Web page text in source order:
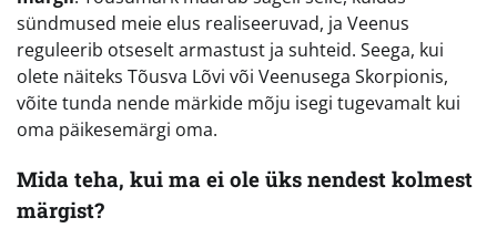
sündmused meie elus realiseeruvad, ja Veenus
reguleerib otseselt armastust ja suhteid. Seega, kui
olete näiteks Tõusva Lõvi või Veenusega Skorpionis,
võite tunda nende märkide mõju isegi tugevamalt kui
oma päikesemärgi oma.
Mida teha, kui ma ei ole üks nendest kolmest
märgist?